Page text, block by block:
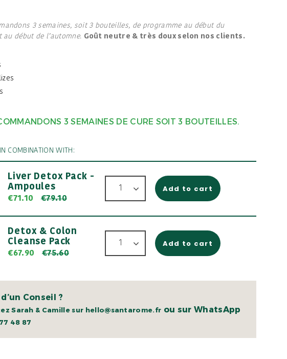
3 semaines, soit 3 bouteilles, de programme au début du
au début de l’automne. Goût neutre & très doux selon nos clients.
3 SEMAINES DE CURE SOIT 3 BOUTEILLES.
COMBINATION WITH:
Liver Detox Pack -
Ampoules
€71.10 €79.10
Add to cart
Detox & Colon
Cleanse Pack
€67.90 €75.60
Add to cart
Conseil ?
Sarah & Camille sur hello@santarome.fr ou sur WhatsApp
48 87